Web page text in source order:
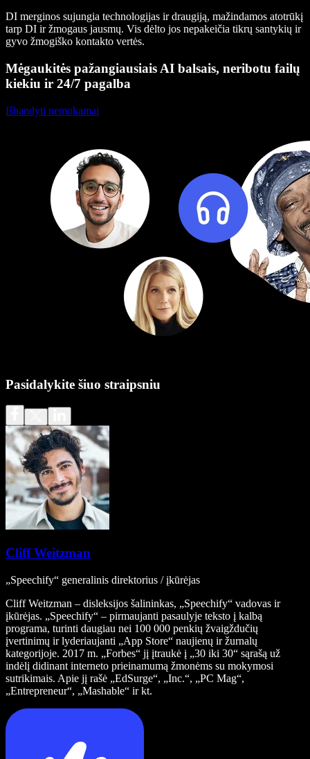
DI merginos sujungia technologijas ir draugiją, mažindamos atotrūkį
tarp DI ir žmogaus jausmų. Vis dėlto jos nepakeičia tikrų santykių ir
gyvo žmogiško kontakto vertės.
Mėgaukitės pažangiausiais AI balsais, neribotu failų
kiekiu ir 24/7 pagalba
Išbandyti nemokamai
Pasidalykite šiuo straipsniu
Cliff Weitzman
„Speechify“ generalinis direktorius / įkūrėjas
Cliff Weitzman – disleksijos šalininkas, „Speechify“ vadovas ir
įkūrėjas. „Speechify“ – pirmaujanti pasaulyje teksto į kalbą
programa, turinti daugiau nei 100 000 penkių žvaigždučių
įvertinimų ir lyderiaujanti „App Store“ naujienų ir žurnalų
kategorijoje. 2017 m. „Forbes“ jį įtraukė į „30 iki 30“ sąrašą už
indėlį didinant interneto prieinamumą žmonėms su mokymosi
sutrikimais. Apie jį rašė „EdSurge“, „Inc.“, „PC Mag“,
„Entrepreneur“, „Mashable“ ir kt.